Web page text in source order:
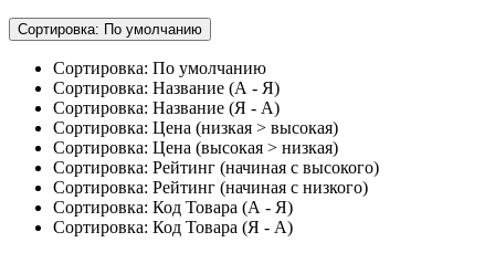
Сортировка: По умолчанию
Сортировка: По умолчанию
Сортировка: Название (А - Я)
Сортировка: Название (Я - А)
Сортировка: Цена (низкая > высокая)
Сортировка: Цена (высокая > низкая)
Сортировка: Рейтинг (начиная с высокого)
Сортировка: Рейтинг (начиная с низкого)
Сортировка: Код Товара (А - Я)
Сортировка: Код Товара (Я - А)